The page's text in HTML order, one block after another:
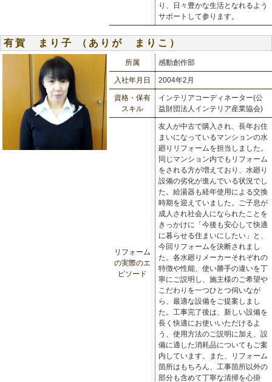
り、日々豊かな生活となれるよう
サポートして参ります。
有賀 まり子 （ありが まりこ）
所属 感動創作部
入社年月日 2004年2月
資格・保有
スキル
インテリアコーディネーター(公
益財団法人インテリア産業協会)
リフォーム
の実際のエ
ピソード
友人が中古で購入され、長年お住
まいになっているマンションの水
廻りリフォームを担当しました。
同じマンション内でもリフォーム
をされる方が増えており、水廻り
設備の劣化が進んでいる状況でし
た。給湯器も経年使用による交換
時期を迎えていました。ご子息が
成人され社会人になられたことを
きっかけに「今後も安心して快適
に暮らせる住まいにしたい」と、
今回リフォームを決断されまし
た。各水廻りメーカーそれぞれの
特徴や性能、使い勝手の違いを丁
寧にご説明し、施主様のご希望や
こだわりを一つひとつ伺いなが
ら、最適な設備をご提案しまし
た。工事完了後は、新しい設備を
長く快適にお使いいただけるよ
う、使用方法のご説明に加え、設
備に適した消耗品についてもご案
内しています。また、リフォーム
箇所はもちろん、工事箇所以外の
部分も含めて丁寧な清掃を心掛